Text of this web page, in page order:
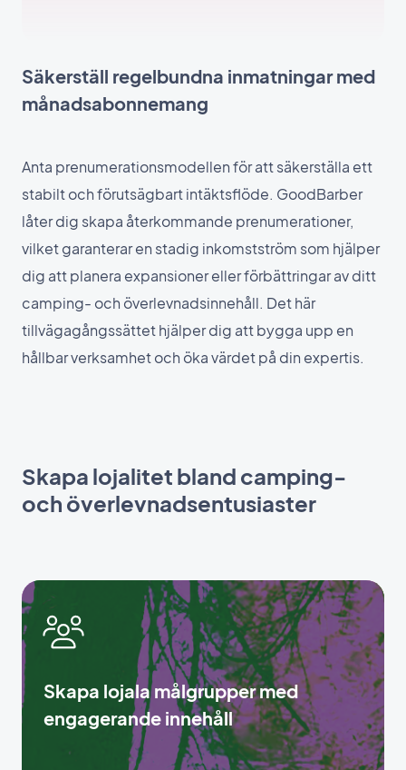
Säkerställ regelbundna inmatningar med
månadsabonnemang
Anta prenumerationsmodellen för att säkerställa ett
stabilt och förutsägbart intäktsflöde. GoodBarber
låter dig skapa återkommande prenumerationer,
vilket garanterar en stadig inkomstström som hjälper
dig att planera expansioner eller förbättringar av ditt
camping- och överlevnadsinnehåll. Det här
tillvägagångssättet hjälper dig att bygga upp en
hållbar verksamhet och öka värdet på din expertis.
Skapa lojalitet bland camping-
och överlevnadsentusiaster
Skapa lojala målgrupper med
engagerande innehåll